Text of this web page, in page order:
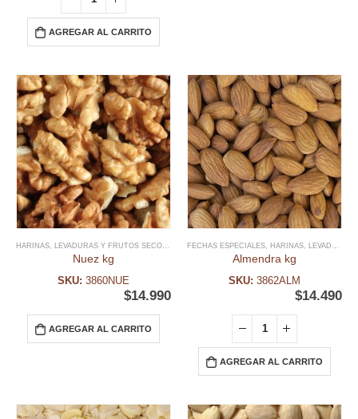
AGREGAR AL CARRITO
HARINAS, LEVADURAS Y FRUTOS SECOS, NAVIDAD,PAN DE PASCUA
Nuez kg
SKU: 3860NUE
$14.990
AGREGAR AL CARRITO
FECHAS ESPECIALES, HARINAS, LEVADURAS Y FRUTOS SECOS
Almendra kg
SKU: 3862ALM
$14.490
AGREGAR AL CARRITO